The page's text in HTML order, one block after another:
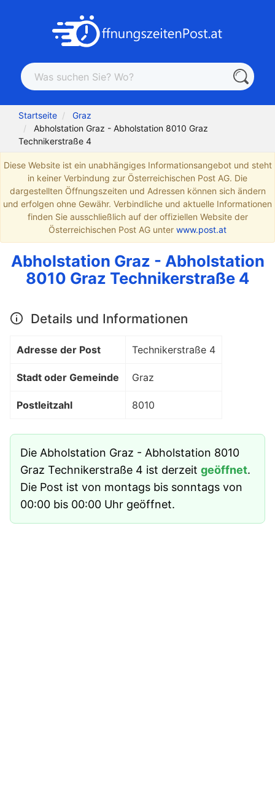
Startseite
Graz
Abholstation Graz - Abholstation 8010 Graz
Technikerstraße 4
Diese Website ist ein unabhängiges Informationsangebot und steht
in keiner Verbindung zur Österreichischen Post AG. Die
dargestellten Öffnungszeiten und Adressen können sich ändern
und erfolgen ohne Gewähr. Verbindliche und aktuelle Informationen
finden Sie ausschließlich auf der offiziellen Website der
Österreichischen Post AG unter www.post.at
Abholstation Graz - Abholstation
8010 Graz Technikerstraße 4
Details und Informationen
Adresse der Post Technikerstraße 4
Stadt oder Gemeinde Graz
Postleitzahl 8010
Die Abholstation Graz - Abholstation 8010
Graz Technikerstraße 4 ist derzeit geöffnet.
Die Post ist von montags bis sonntags von
00:00 bis 00:00 Uhr geöffnet.